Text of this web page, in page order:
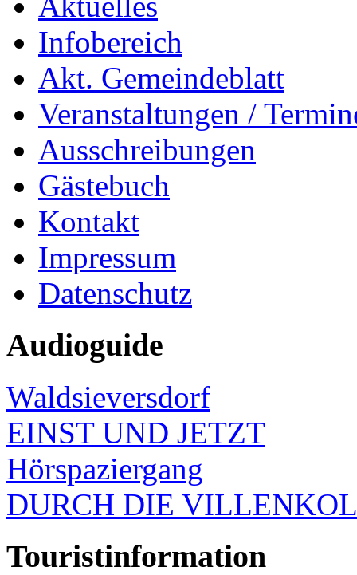
Infobereich
Akt. Gemeindeblatt
Veranstaltungen /
Ausschreibungen
Gästebuch
Kontakt
Impressum
Datenschutz
Audioguide
Waldsieversdorf
EINST UND JETZT
Hörspaziergang
DURCH DIE
Touristinformation